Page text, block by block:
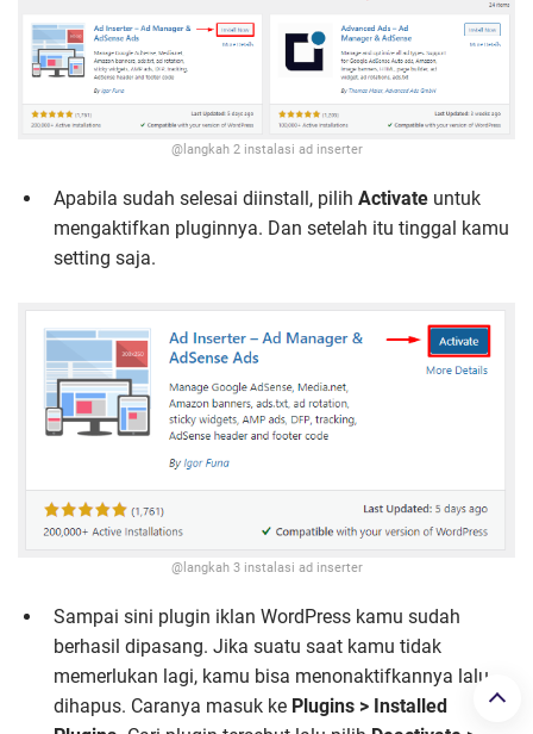
@langkah 2 instalasi ad inserter
Apabila sudah selesai diinstall, pilih Activate untuk
mengaktifkan pluginnya. Dan setelah itu tinggal kamu
setting saja.
@langkah 3 instalasi ad inserter
Sampai sini plugin iklan WordPress kamu sudah
berhasil dipasang. Jika suatu saat kamu tidak
memerlukan lagi, kamu bisa menonaktifkannya lalu
dihapus. Caranya masuk ke Plugins > Installed